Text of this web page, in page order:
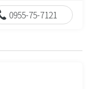
0955-75-7121